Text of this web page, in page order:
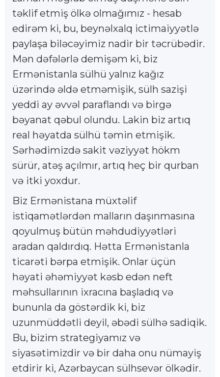
təklif etmiş ölkə olmağımız - hesab
edirəm ki, bu, beynəlxalq ictimaiyyətlə
paylaşa biləcəyimiz nadir bir təcrübədir.
Mən dəfələrlə demişəm ki, biz
Ermənistanla sülhü yalnız kağız
üzərində əldə etməmişik, sülh sazişi
yeddi ay əvvəl paraflandı və birgə
bəyanat qəbul olundu. Lakin biz artıq
real həyatda sülhü təmin etmişik.
Sərhədimizdə sakit vəziyyət hökm
sürür, atəş açılmır, artıq heç bir qurban
və itki yoxdur.
Biz Ermənistana müxtəlif
istiqamətlərdən malların daşınmasına
qoyulmuş bütün məhdudiyyətləri
aradan qaldırdıq. Hətta Ermənistanla
ticarəti bərpa etmişik. Onlar üçün
həyati əhəmiyyət kəsb edən neft
məhsullarının ixracına başladıq və
bununla da göstərdik ki, biz
uzunmüddətli deyil, əbədi sülhə sadiqik.
Bu, bizim strategiyamız və
siyasətimizdir və bir daha onu nümayiş
etdirir ki, Azərbaycan sülhsevər ölkədir.